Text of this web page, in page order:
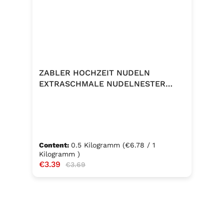
ZABLER HOCHZEIT NUDELN
EXTRASCHMALE NUDELNESTER
Content: 0.5 Kilogramm (€6.78 / 1
Kilogramm )
Sale price:
€3.39 Regular price:
€3.69